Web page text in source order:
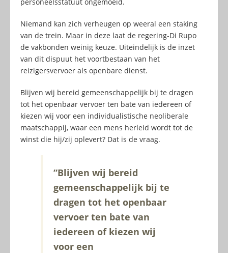
Niemand kan zich verheugen op weeral een staking
van de trein. Maar in deze laat de regering-Di Rupo
de vakbonden weinig keuze. Uiteindelijk is de inzet
van dit dispuut het voortbestaan van het
reizigersvervoer als openbare dienst.
Blijven wij bereid gemeenschappelijk bij te dragen
tot het openbaar vervoer ten bate van iedereen of
kiezen wij voor een individualistische neoliberale
maatschappij, waar een mens herleid wordt tot de
winst die hij/zij oplevert? Dat is de vraag.
“Blijven wij bereid
gemeenschappelijk bij te
dragen tot het openbaar
vervoer ten bate van
iedereen of kiezen wij
voor een